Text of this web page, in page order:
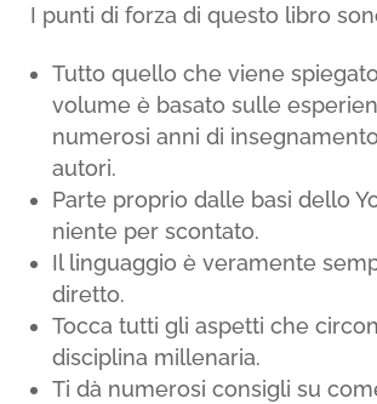
I punti di forza di questo libro
Tutto quello che viene
volume è basato sulle
numerosi anni di
autori.
Parte proprio dalle basi dello
niente per scontato.
Il linguaggio è veramente
diretto.
Tocca tutti gli aspetti che
disciplina millenaria.
Ti dà numerosi consigli su